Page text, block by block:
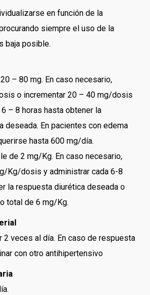
en función de la
siempre el uso de la
baja posible.
– 80 mg. En caso necesario,
o incrementar 20 – 40 mg/dosis
– 8 horas hasta obtener la
deseada. En pacientes con edema
hasta 600 mg/día.
de 2 mg/Kg. En caso necesario,
Kg/dosis y administrar cada 6-8
la respuesta diurética deseada o
total de 6 mg/Kg.
2 veces al día. En caso de respuesta
con otro antihipertensivo